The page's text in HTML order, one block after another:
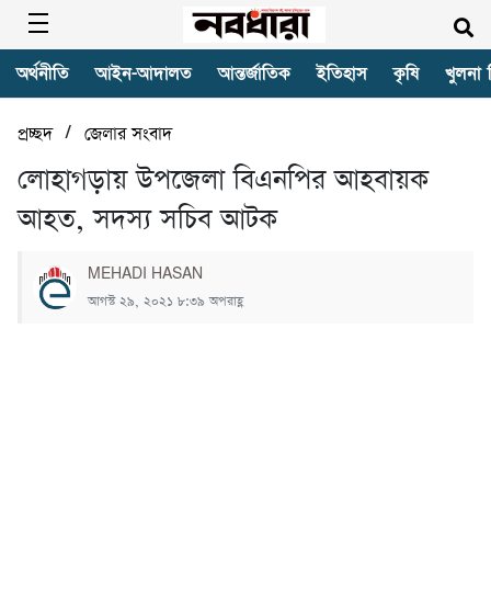
অর্থনীতি আইন-আদালত আন্তর্জাতিক ইতিহাস কৃষি খুলনা
প্রচ্ছদ/ জেলার সংবাদ
লোহাগড়ায় উপজেলা বিএনপির আহবায়ক
আহত, সদস্য সচিব আটক
MEHADI HASAN
আগস্ট ২৯, ২০২১ ৮:৩৯ অপরাহ্ণ